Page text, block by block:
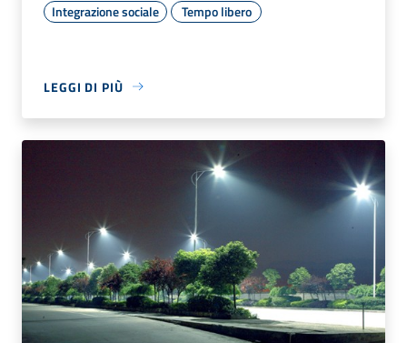
Integrazione sociale
Tempo libero
LEGGI DI PIÙ